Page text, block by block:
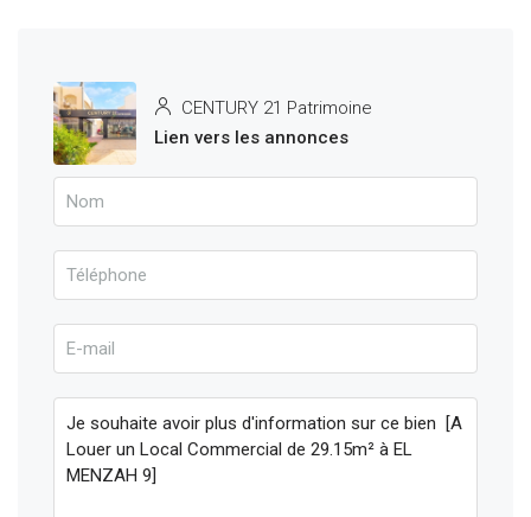
CENTURY 21 Patrimoine
Lien vers les annonces